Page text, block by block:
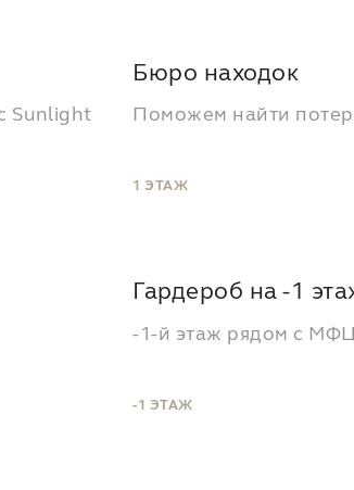
Sunlight
Бюро находок
Поможем найти
1 ЭТАЖ
Гардероб на -1
-1-й этаж рядом с
-1 ЭТАЖ